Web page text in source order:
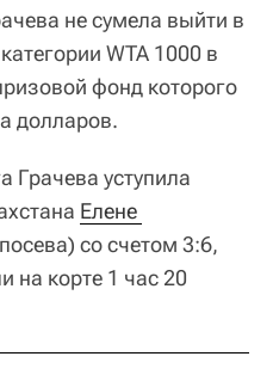
не сумела выйти в
WTA 1000 в
фонд которого
долларов.
Грачева уступила
Елене
со счетом 3:6,
на корте 1 час 20